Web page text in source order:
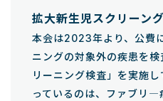
拡大新生児スクリーング
本会は2023年より、公費
ニングの対象外の疾患を
リーニング検査」を実施
っているのは、ファブリ―